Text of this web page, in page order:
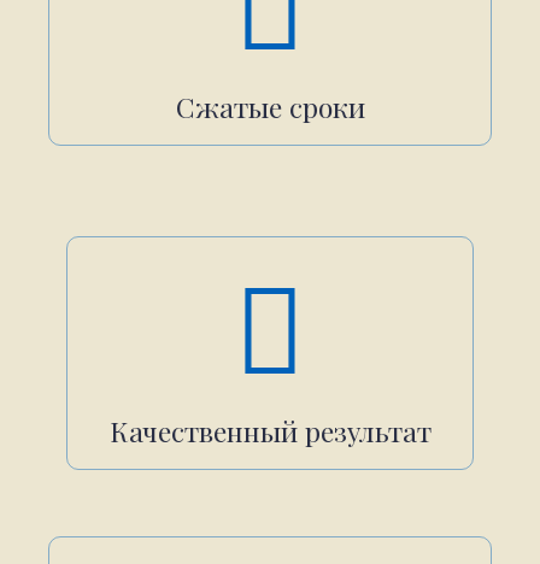
Сжатые сроки
Качественный результат